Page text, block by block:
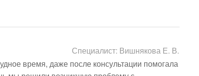
Специалист: Вишнякова Е. В.
время, даже после консультации помогала